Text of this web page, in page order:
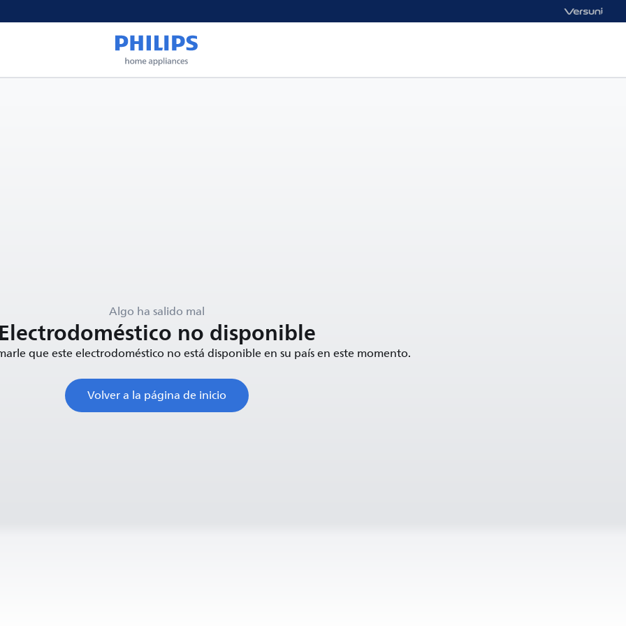
Algo ha salido mal
Electrodoméstico no disponible
que este electrodoméstico no está disponible en su país en este momento.
Volver a la página de inicio